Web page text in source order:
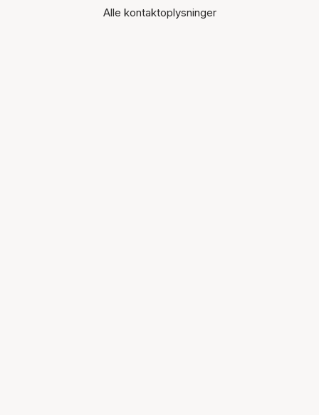
Alle kontaktoplysninger